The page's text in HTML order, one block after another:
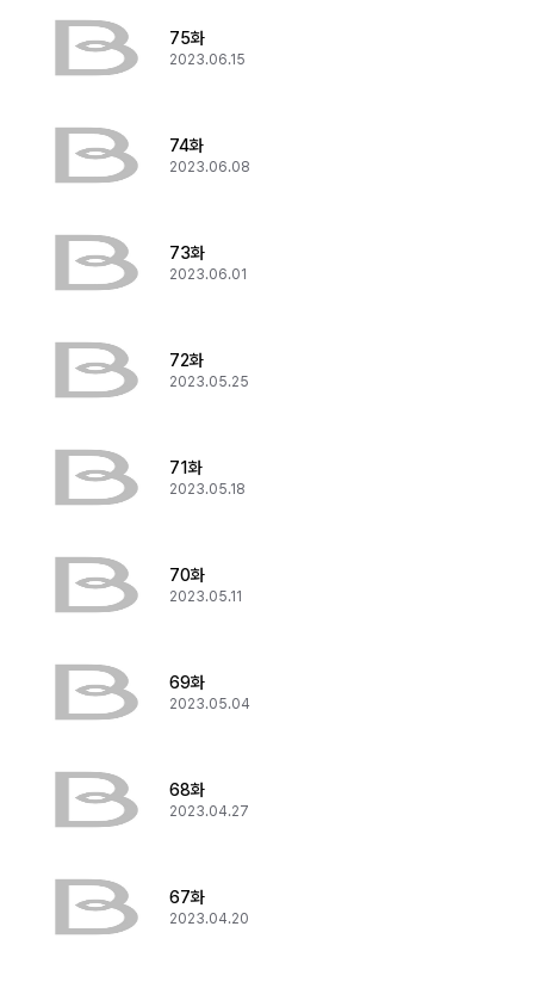
75화
2023.06.15
74화
2023.06.08
73화
2023.06.01
72화
2023.05.25
71화
2023.05.18
70화
2023.05.11
69화
2023.05.04
68화
2023.04.27
67화
2023.04.20